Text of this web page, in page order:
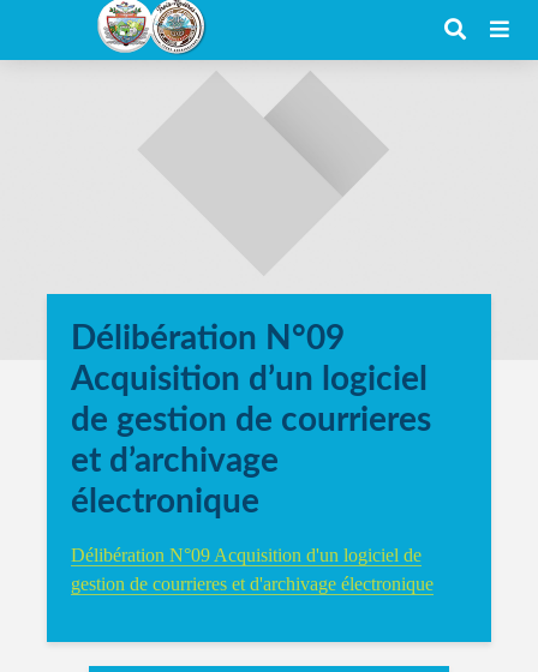
Délibération N°09
Acquisition d’un logiciel
de gestion de courrieres
et d’archivage
électronique
Délibération N°09 Acquisition d'un logiciel de
gestion de courrieres et d'archivage électronique